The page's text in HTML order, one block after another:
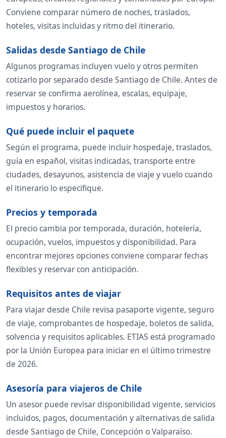
Conviene comparar número de noches, traslados,
hoteles, visitas incluidas y ritmo del itinerario.
Salidas desde Santiago de Chile
Algunos programas incluyen vuelo y otros permiten
cotizarlo por separado desde Santiago de Chile. Antes de
reservar se confirma aerolínea, escalas, equipaje,
impuestos y horarios.
Qué puede incluir el paquete
Según el programa, puede incluir hospedaje, traslados,
guía en español, visitas indicadas, transporte entre
ciudades, desayunos, asistencia de viaje y vuelo cuando
el itinerario lo especifique.
Precios y temporada
El precio cambia por temporada, duración, hotelería,
ocupación, vuelos, impuestos y disponibilidad. Para
encontrar mejores opciones conviene comparar fechas
flexibles y reservar con anticipación.
Requisitos antes de viajar
Para viajar desde Chile revisa pasaporte vigente, seguro
de viaje, comprobantes de hospedaje, boletos de salida,
solvencia y requisitos aplicables. ETIAS está programado
por la Unión Europea para iniciar en el último trimestre
de 2026.
Asesoría para viajeros de Chile
Un asesor puede revisar disponibilidad vigente, servicios
incluidos, pagos, documentación y alternativas de salida
desde Santiago de Chile, Concepción o Valparaíso.